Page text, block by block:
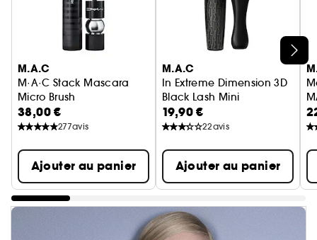
Ignorer le carrousel produits
M.A.C
M·A·C Stack Mascara
Micro Brush
Mascara Allongeant
38,00 €
277avis
Ajouter au panier
M.A.C
In Extreme Dimension 3D
Black Lash Mini
Mini Mascara 3D
19,90 €
22avis
Ajouter au panier